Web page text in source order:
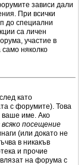
зависи дали
При всички
до специални
са личен
участие в
само няколко
като
с форумите). Това
ваше име. Ако
посещение
(или докато не
в никакъв
и прочие
на форума с